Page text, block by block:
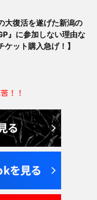
大復活を遂げた新潟の
』に参加しない理由な
ケット購入急げ！】
！！